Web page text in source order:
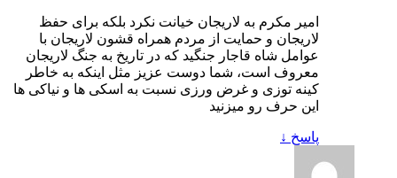
امیر مکرم به لاریجان خیانت نکرد بلکه برای حفظ
لاریجان و حمایت از مردم‌ همراه قشون لاریجان با
عوامل شاه قاجار جنگید که در تاریخ به جنگ لاریجان
معروف است، شما دوست عزیز مثل اینکه به خاطر
کینه توزی و غرض ورزی نسبت به اسکی ها و نیاکی ها
این حرف رو میزنید
پاسخ ↓